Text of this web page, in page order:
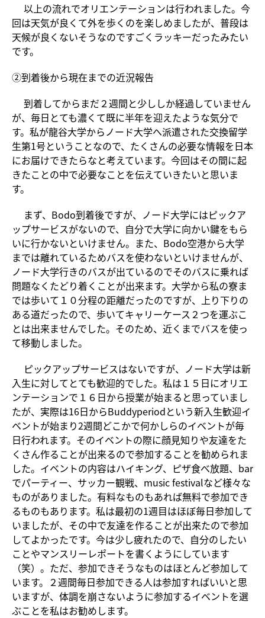
以上の流れでオリエンテーションは行われました。今
回は天気が良くて外を歩くのを楽しめましたが、普段は
天候が良くないそうなのですごくラッキーだったみたい
です。
②到着後から現在までの近況報告
到着してからまだ２週間と少ししか経過していません
が、毎日とても濃くて既に半年を迎えたような気分で
す。私が龍谷大学からノード大学へ派遣された交換留学
生第1号ということなので、たくさんの必要な情報を日本
にお届けできたらなと考えています。今回はその間に起
きたことの中で必要なことを伝えていきたいと思いま
す。
まず、Bodo到着後ですが、ノード大学にはピックア
ップサービスがないので、自分で大学に向かい鍵をもら
いに行かないといけません。また、Bodo空港から大学
までは離れているためバスを使わないといけませんが、
ノード大学行きのバスが出ているのでそのバスに乗れば
問題なくたどり着くことが出来ます。大学から私の寮ま
では歩いて１０分程の距離だったのですが、上り下りの
ある道だったので、歩いてキャリーケース２つを運ぶこ
とは出来ませんでした。そのため、近くまでバスを使っ
て移動しました。
ピックアップサービスはないですが、ノード大学は新
入生に対してとても歓迎的でした。私は１５日にオリエ
ンテーションで１６日から授業が始まると思っていまし
たが、実際は16日からBuddyperiodという新入生歓迎イ
ベントが始まり2週間どこかで何かしらのイベントが毎
日行われます。そのイベントの際に顔見知りや友達をた
くさん作ることが出来るので参加することを勧められま
した。イベントの内容はハイキング、ピザ食べ放題、bar
でパーティー、サッカー観戦、music festivalなど様々な
ものがありました。有料なものもあれば無料で参加でき
るものもあります。私は最初の1週目はほぼ毎日参加して
いましたが、その中で友達を作ることが出来たので参加
してよかったです。今は少し疲れたので、自分のしたい
ことやマンスリーレポートを書くようにしています
（笑）。ただ、参加できそうなものはほとんど参加して
います。２週間毎日参加できる人は参加すればいいと思
いますが、体調を崩さないように参加するイベントを選
ぶことを私はお勧めします。